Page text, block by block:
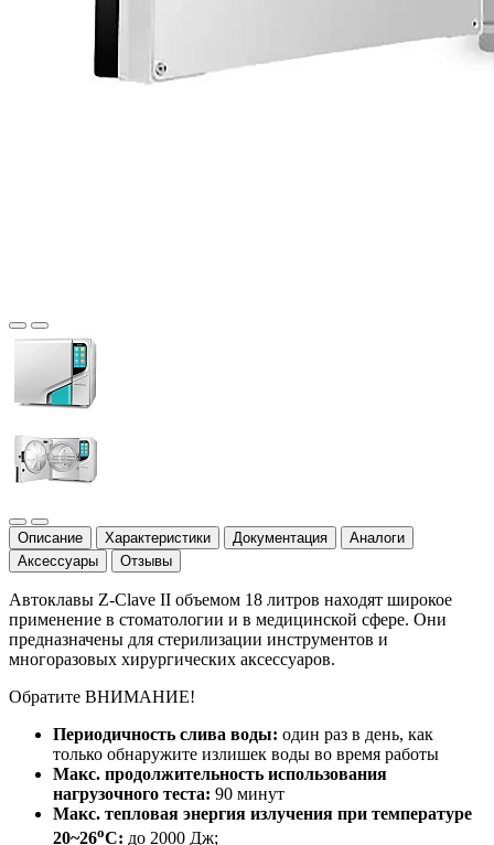
Описание Характеристики Документация
Аналоги
Аксессуары
Отзывы
Автоклавы Z-Clave II объемом 18 литров находят широкое
применение в стоматологии и в медицинской сфере. Они
предназначены для стерилизации инструментов и
многоразовых хирургических аксессуаров.
Обратите ВНИМАНИЕ!
Периодичность слива воды: один раз в день, как
только обнаружите излишек воды во время работы
Макс. продолжительность использования
нагрузочного теста: 90 минут
Макс. тепловая энергия излучения при температуре
20~26oC: до 2000 Дж;